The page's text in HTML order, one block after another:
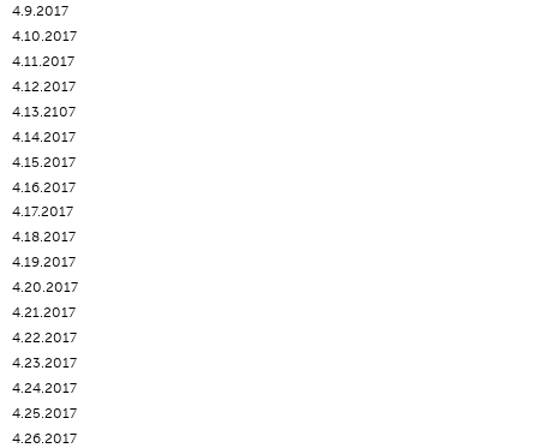
4.9.2017
4.10.2017
4.11.2017
4.12.2017
4.13.2107
4.14.2017
4.15.2017
4.16.2017
4.17.2017
4.18.2017
4.19.2017
4.20.2017
4.21.2017
4.22.2017
4.23.2017
4.24.2017
4.25.2017
4.26.2017